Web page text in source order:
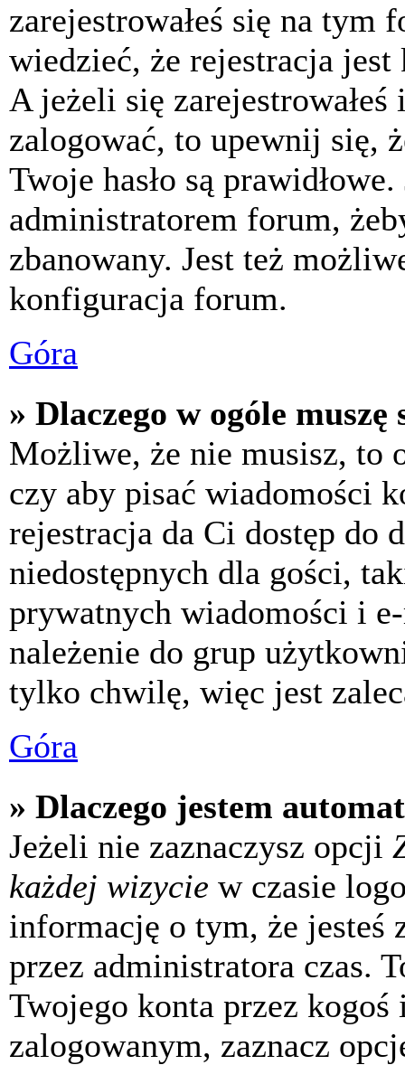
zarejestrowałeś się na tym
wiedzieć, że rejestracja
A jeżeli się
zalogować, to upewnij się,
Twoje hasło są
administratorem forum,
zbanowany. Jest też
konfiguracja forum.
Góra
» Dlaczego w ogóle
Możliwe, że nie musisz, to
czy aby pisać wiadomości
rejestracja da Ci dostęp do
niedostępnych dla gości,
prywatnych wiadomości i
należenie do grup
tylko chwilę, więc jest
Góra
» Dlaczego jestem
Jeżeli nie zaznaczysz opcji
każdej wizycie w czasie
informację o tym, że jesteś
przez administratora czas.
Twojego konta przez kogoś
zalogowanym, zaznacz